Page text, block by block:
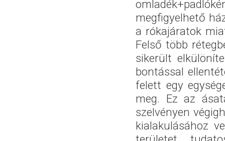
megfigyelhető
a rókajáratok
Felső több
sikerült
bontással
felett egy
meg. Ez az
szelvényen
kialakulásához